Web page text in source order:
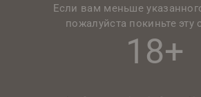
Если вам меньше
пожалуйста покиньте эту
18+